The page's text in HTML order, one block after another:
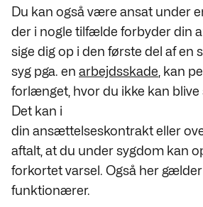
Du kan også være ansat under
der i nogle tilfælde forbyder din
sige dig op i den første del af en
syg pga. en arbejdsskade , kan
forlænget, hvor du ikke kan blive
Det kan i
din ansættelseskontrakt eller
aftalt, at du under sygdom kan
forkortet varsel. Også her
funktionærer.